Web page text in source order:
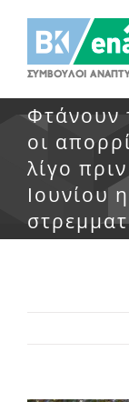
περιεχόμενο
Φτάνουν
οι
λίγο
Ιουνίου